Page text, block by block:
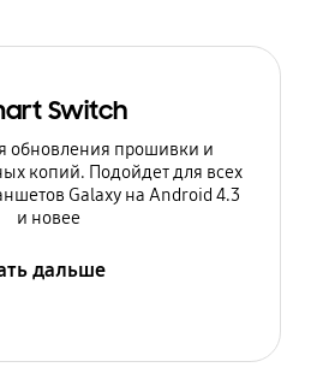
Switch
обновления прошивки и
копий. Подойдет для всех
Galaxy на Android 4.3
и новее
дальше